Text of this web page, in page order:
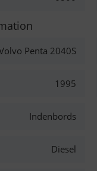
Penta 2040S
1995
Indenbords
Diesel